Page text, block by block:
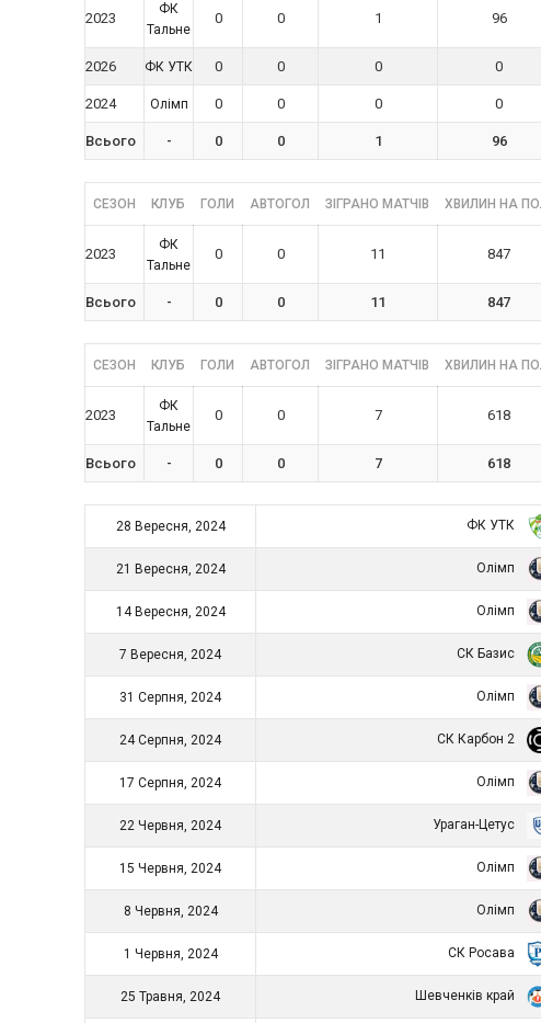
2023
ФК
Тальне
0 0 1 96
2026 ФК УТК 0 0 0 0
2024 Олімп 0 0 0 0
Всього - 0 0 1 96
СЕЗОН КЛУБ ГОЛИ АВТОГОЛ ЗІГРАНО МАТЧІВ ХВИЛИН НА
2023
ФК
Тальне
0 0 11 847
Всього - 0 0 11 847
СЕЗОН КЛУБ ГОЛИ АВТОГОЛ ЗІГРАНО МАТЧІВ ХВИЛИН НА
2023
ФК
Тальне
0 0 7 618
Всього - 0 0 7 618
28 Вересня, 2024 ФК УТК
21 Вересня, 2024 Олімп
14 Вересня, 2024 Олімп
7 Вересня, 2024 СК Базис
31 Серпня, 2024 Олімп
24 Серпня, 2024 СК Карбон 2
17 Серпня, 2024 Олімп
22 Червня, 2024 Ураган-Цетус
15 Червня, 2024 Олімп
8 Червня, 2024 Олімп
1 Червня, 2024 СК Росава
25 Травня, 2024 Шевченків край